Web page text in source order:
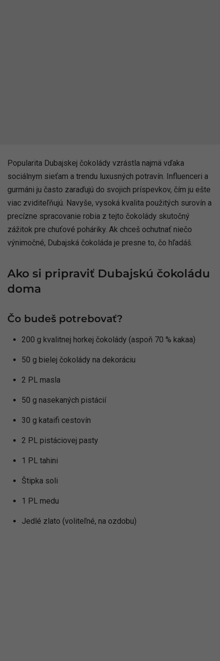
Popularita Dubajskej čokolády vzrástla najmä vďaka
sociálnym sieťam a trendu luxusných potravín. Influenceri a
gurmáni ju často zaraďujú do svojich príspevkov, čím ju ešte
viac zviditeľňujú. Navyše, vysoká kvalita použitých surovín a
precízne spracovanie robia z tejto čokolády skutočný
zážitok pre chuťové poháriky. Ak chceš ochutnať niečo
výnimočné, Dubajská čokoláda je presne to, čo hľadáš.
Ako si pripraviť Dubajskú čokoládu
doma
Čo budeš potrebovať?
200 g kvalitnej horkej čokolády (aspoň 70 % kakaa)
50 g bielej čokolády na dekoráciu
2 PL masla
50 g nasekaných pistácií
30 g kataifi cestovín
2 PL pistáciovej pasty
1 PL tahini
Štipka soli
1 PL medu
Jedlé zlato (voliteľné, na ozdobu)